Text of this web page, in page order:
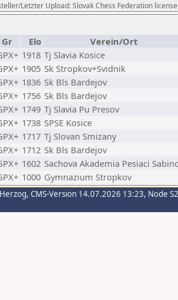
Letzter Upload: Slovak Chess Federation
Gr Elo
Verein/Ort
1918 Tj Slavia Kosice
1905 Sk Stropkov+Svidnik
1836 Sk Bls Bardejov
1756 Sk Bls Bardejov
1749 Tj Slavia Pu Presov
1738 SPSE Kosice
1717 Tj Slovan Smizany
1712 Sk Bls Bardejov
1602 Sachova Akademia Pesiaci
1000 Gymnazium Stropkov
, CMS-Version 14.07.2026 13:23, Node S2